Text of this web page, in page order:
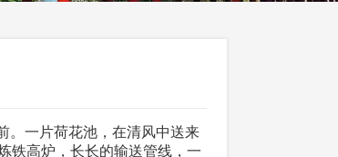
。一片荷花池，在清风中送来
铁高炉，长长的输送管线，一